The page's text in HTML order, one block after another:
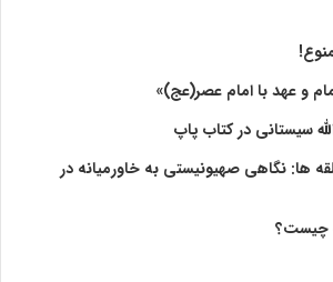
سیستانی در کتاب پاپ
ها: نگاهی صهیونیستی به خاورمیانه در
چیست؟